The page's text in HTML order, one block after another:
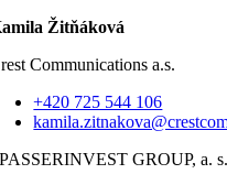
Žitňáková
Communications a.s.
+420 725 544 106
PASSERINVEST GROUP, a. s.